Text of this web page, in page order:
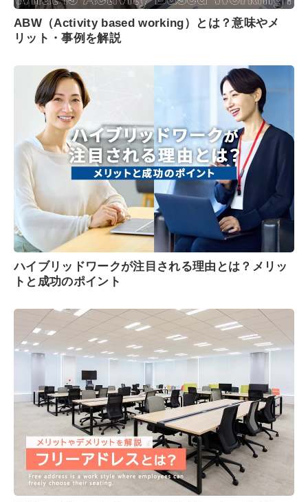
ABW（Activity based working）とは？意味やメ
リット・事例を解説
ハイブリッドワークが注目される理由とは？メリッ
トと成功のポイント